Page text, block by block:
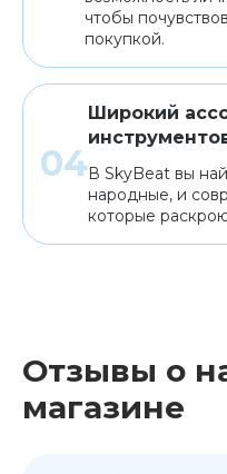
чтобы
покупкой.
Широкий
В SkyBeat вы
народные, и
которые
Отзывы о
магазине